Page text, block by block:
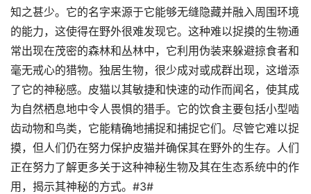
知之甚少。它的名字来源于它能够无缝隐藏并融入周围环境
的能力，这使得在野外很难发现它。这种难以捉摸的生物通
常出现在茂密的森林和丛林中，它利用伪装来躲避掠食者和
毫无戒心的猎物。独居生物，很少成对或成群出现，这增添
了它的神秘感。皮猫以其敏捷和快速的动作而闻名，使其成
为自然栖息地中令人畏惧的猎手。它的饮食主要包括小型啮
齿动物和鸟类，它能精确地捕捉和捕捉它们。尽管它难以捉
摸，但人们仍在努力保护皮猫并确保其在野外的生存。人们
正在努力了解更多关于这种神秘生物及其在生态系统中的作
用，揭示其神秘的方式。#3#